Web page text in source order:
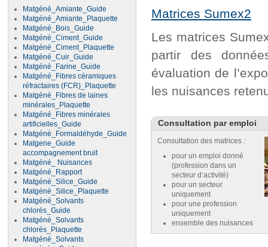
Matgéné_Amiante_Guide
Matgéné_Amiante_Plaquette
Matgéné_Bois_Guide
Matgéné_Ciment_Guide
Matgéné_Ciment_Plaquette
Matgéné_Cuir_Guide
Matgéné_Farine_Guide
Matgéné_Fibres céramiques
réfractaires (FCR)_Plaquette
Matgéné_Fibres de laines
minérales_Plaquette
Matgéné_Fibres minérales
artificielles_Guide
Matgéné_Formaldéhyde_Guide
Matgene_Guide
accompagnement bruit
Matgéné_ Nuisances
Matgéné_Rapport
Matgéné_Silice_Guide
Matgéné_Silice_Plaquette
Matgéné_Solvants
chlorés_Guide
Matgéné_Solvants
chlorés_Plaquette
Matgéné_Solvants
Matrices Sumex2
Les matrices
partir des
évaluation de
les nuisances
Consultation par emploi
Consultation des matrices :
pour un emploi donné
(profession dans un
secteur d’activité)
pour un secteur
uniquement
pour une profession
uniquement
ensemble des nuisances